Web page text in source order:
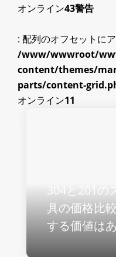
オンライン43警告
: 配列のオフセットに
/www/wwwroot/
content/themes/
parts/content-
オンライン11
304と201の
具の価格比
する価値は